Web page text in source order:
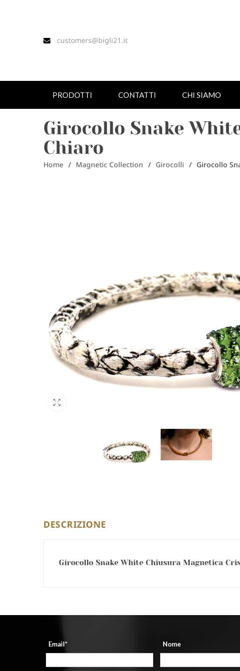
customers@bigli21.it
PRODOTTI CONTATTI CHI SIAMO
Girocollo Snake
Chiaro
Home / Magnetic Collection / Girocolli / Girocollo
DESCRIZIONE
Girocollo Snake White Chiusura Magnetica
Email*
Nome